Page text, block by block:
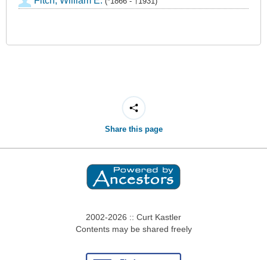
Share this page
2002-2026 :: Curt Kastler
Contents may be shared freely